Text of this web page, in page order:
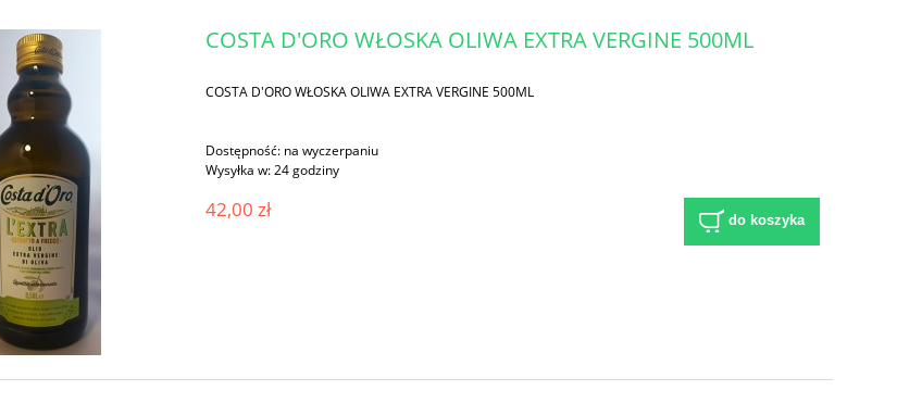
COSTA D'ORO WŁOSKA OLIWA EXTRA VERGINE 500ML
COSTA D'ORO WŁOSKA OLIWA EXTRA VERGINE 500ML
Dostępność: na wyczerpaniu
Wysyłka w:24 godziny
42,00 zł do koszyka